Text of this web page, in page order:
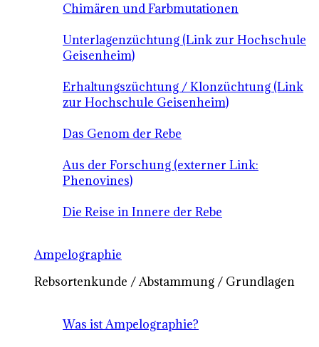
Chimären und Farbmutationen
Unterlagenzüchtung (Link zur Hochschule
Geisenheim)
Erhaltungszüchtung / Klonzüchtung (Link
zur Hochschule Geisenheim)
Das Genom der Rebe
Aus der Forschung (externer Link:
Phenovines)
Die Reise in Innere der Rebe
Ampelographie
Rebsortenkunde / Abstammung / Grundlagen
Was ist Ampelographie?